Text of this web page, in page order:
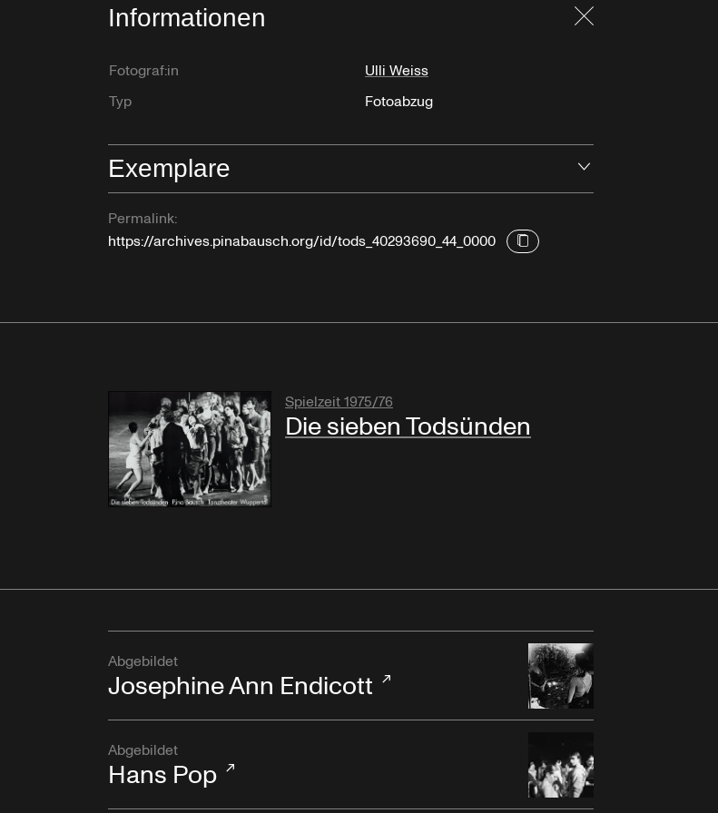
Informationen
Fotograf:in
Ulli Weiss
Typ
Fotoabzug
Exemplare
Permalink:
https://archives.pinabausch.org/id/tods_40293690_44_0000
Spielzeit 1975/76
Die sieben Todsünden
Abgebildet
Josephine Ann Endicott
Abgebildet
Hans Pop